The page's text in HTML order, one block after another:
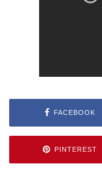
FACEBOOK
PINTEREST